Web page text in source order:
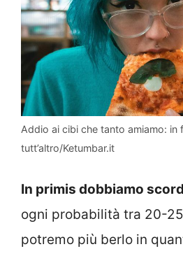
Addio ai cibi che tanto amiamo: in
tutt’altro/Ketumbar.it
In primis dobbiamo
ogni probabilità tra 20-
potremo più berlo in